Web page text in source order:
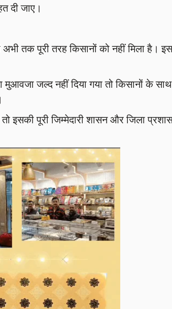
दी जाए।
तक पूरी तरह किसानों को नहीं मिला है।
जल्द नहीं दिया गया तो किसानों के साथ
इसकी पूरी जिम्मेदारी शासन और जिला